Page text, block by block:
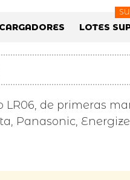
CARGADORES LOTES
de primeras
Panasonic,